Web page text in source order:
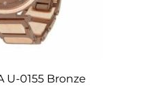
U-0155 Bronze